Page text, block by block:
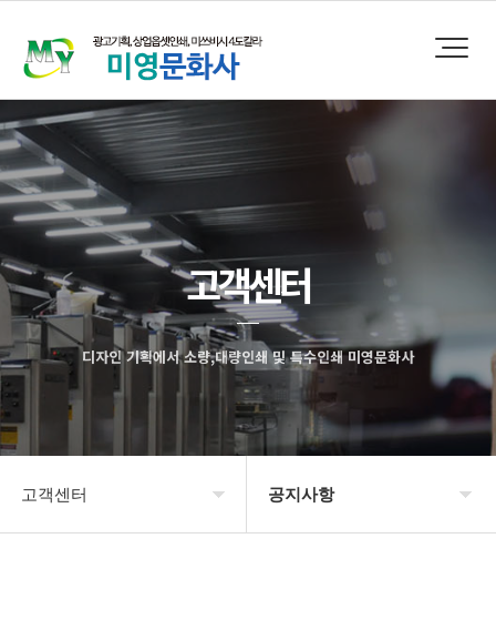
고객센터
디자인 기획에서 소량,대량인쇄 및 특수인쇄 미영문화사
고객센터 공지사항